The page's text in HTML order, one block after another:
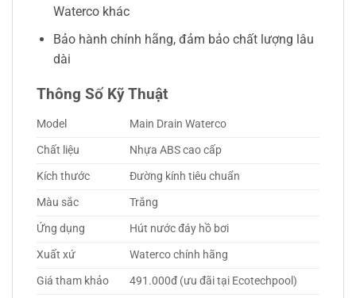
Waterco khác
Bảo hành chính hãng, đảm bảo chất lượng lâu
dài
Thông Số Kỹ Thuật
Model
Main Drain Waterco
Chất liệu
Nhựa ABS cao cấp
Kích thước
Đường kính tiêu chuẩn
Màu sắc
Trắng
Ứng dụng
Hút nước đáy hồ bơi
Xuất xứ
Waterco chính hãng
Giá tham khảo
491.000đ (ưu đãi tại Ecotechpool)